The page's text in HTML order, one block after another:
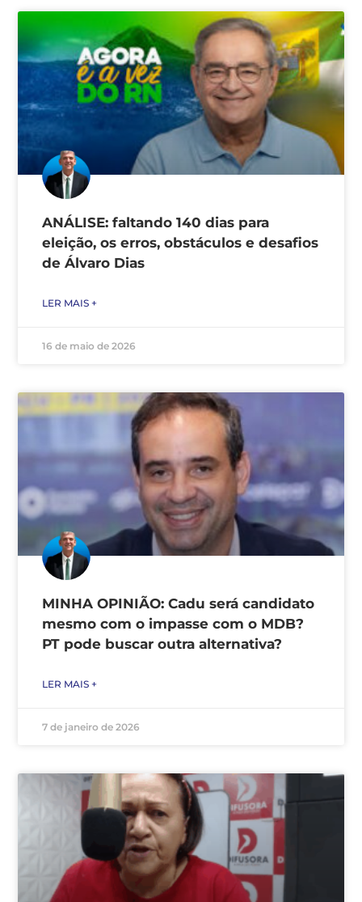
ANÁLISE: faltando 140 dias para
eleição, os erros, obstáculos e desafios
de Álvaro Dias
LER MAIS +
16 de maio de 2026
MINHA OPINIÃO: Cadu será candidato
mesmo com o impasse com o MDB?
PT pode buscar outra alternativa?
LER MAIS +
7 de janeiro de 2026